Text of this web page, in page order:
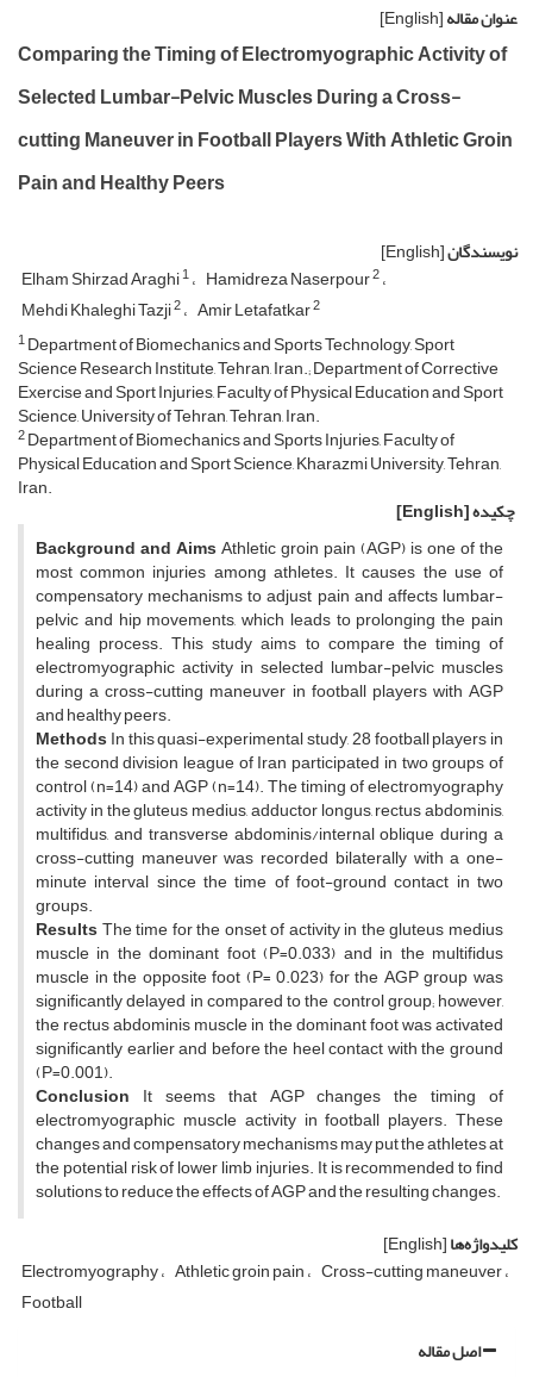
عنوان مقاله[English]
Comparing the Timing of Electromyographic Activity of
Selected Lumbar-Pelvic Muscles During a Cross-
cutting Maneuver in Football Players With Athletic Groin
Pain and Healthy Peers
نویسندگان[English]
Elham Shirzad Araghi1 Hamidreza Naserpour2
Mehdi Khaleghi Tazji2 Amir Letafatkar2
1Department of Biomechanics and Sports Technology, Sport
Science Research Institute, Tehran, Iran.; Department of Corrective
Exercise and Sport Injuries, Faculty of Physical Education and Sport
Science, University of Tehran, Tehran, Iran.
2Department of Biomechanics and Sports Injuries, Faculty of
Physical Education and Sport Science, Kharazmi University, Tehran,
Iran.
چکیده[English]
Background and AimsAthletic groin pain (AGP) is one of the
most common injuries among athletes. It causes the use of
compensatory mechanisms to adjust pain and affects lumbar-
pelvic and hip movements, which leads to prolonging the pain
healing process. This study aims to compare the timing of
electromyographic activity in selected lumbar-pelvic muscles
during a cross-cutting maneuver in football players with AGP
and healthy peers.
MethodsIn this quasi-experimental study, 28 football players in
the second division league of Iran participated in two groups of
control (n=14) and AGP (n=14). The timing of electromyography
activity in the gluteus medius, adductor longus, rectus abdominis,
multifidus, and transverse abdominis/internal oblique during a
cross-cutting maneuver was recorded bilaterally with a one-
minute interval since the time of foot-ground contact in two
groups.
ResultsThe time for the onset of activity in the gluteus medius
muscle in the dominant foot (P=0.033) and in the multifidus
muscle in the opposite foot (P= 0.023) for the AGP group was
significantly delayed in compared to the control group; however,
the rectus abdominis muscle in the dominant foot was activated
significantly earlier and before the heel contact with the ground
(P=0.001).
Conclusion It seems that AGP changes the timing of
electromyographic muscle activity in football players. These
changes and compensatory mechanisms may put the athletes at
the potential risk of lower limb injuries. It is recommended to find
solutions to reduce the effects of AGP and the resulting changes.
کلیدواژه‌ها[English]
Electromyography Athletic groin pain Cross-cutting maneuver
Football
اصل مقاله